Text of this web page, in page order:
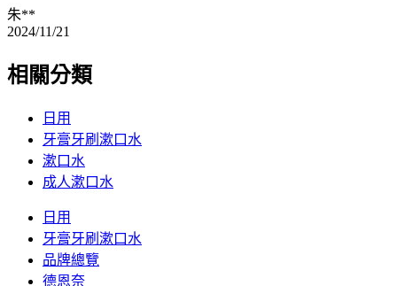
朱**
2024/11/21
相關分類
日用
牙膏牙刷漱口水
漱口水
成人漱口水
日用
牙膏牙刷漱口水
品牌總覽
德恩奈